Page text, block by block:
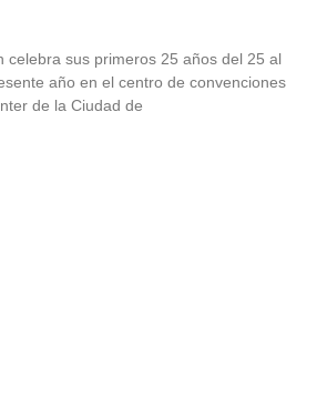
celebra sus primeros 25 años del 25 al
año en el centro de convenciones
de la Ciudad de